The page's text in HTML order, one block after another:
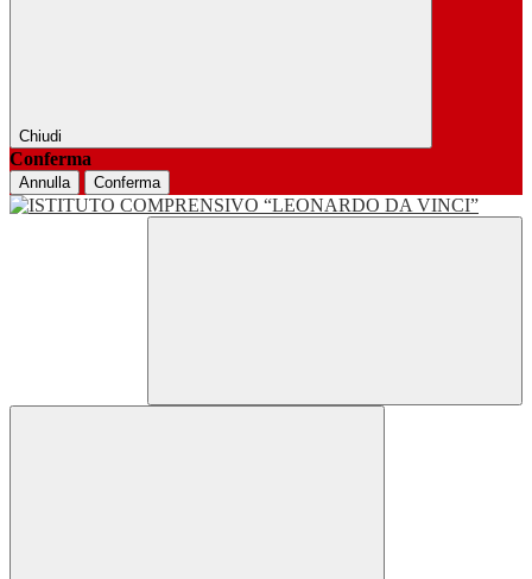
Chiudi
Conferma
Annulla Conferma